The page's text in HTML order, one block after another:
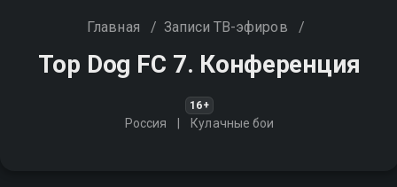
Главная / Записи ТВ-эфиров /
Top Dog FC 7. Конференция
16+
Россия Кулачные бои